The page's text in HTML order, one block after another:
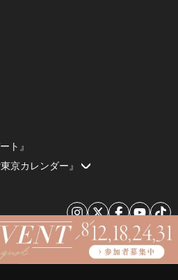
ト』
京カレンダー』
© 2026 by Tokyo Calendar, Inc.